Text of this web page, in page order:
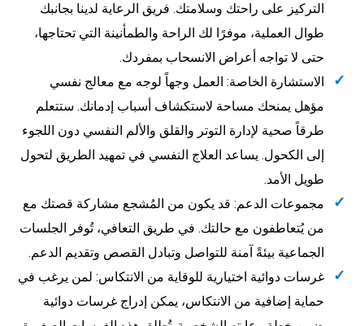
التركيز على راحتك وسلامتك. فريق الرعاية لدينا بجانبك
طوال العملية، موفرًا لك الراحة والطمأنينة التي تحتاجها،
حتى لا تواجه أعراض الانسحاب بمفردك.
الاستشارة الخاصة: العمل وجهاً لوجه مع معالج نفسي
مؤهل يمنحك مساحة لاستكشاف أسباب إدمانك. ستتعلم
طرقاً صحية لإدارة التوتر والقلق والألم النفسي دون اللجوء
إلى الكحول. يساعد العلاج النفسي في تمهيد الطريق لتحول
طويل الأمد.
مجموعات الدعم: قد يكون من المُشجع مشاركة قصتك مع
من يُتعاطفون مع حالتك. في طريق التعافي، تُوفر الجلسات
الجماعية بيئةً آمنة للتواصل وتبادل القصص وتقديم الدعم.
غرسات دوائية اختيارية للوقاية من الانتكاس: لمن يرغب في
حماية إضافية من الانتكاس، يمكن إدراج غرسات دوائية